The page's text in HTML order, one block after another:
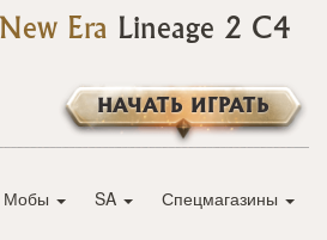
New Era Lineage 2 C4
НАЧАТЬ ИГРАТЬ
Мобы SA Спецмагазины